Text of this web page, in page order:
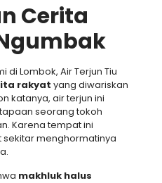
Cerita
Lombok, Air Terjun Tiu
rakyat yang diwariskan
katanya, air terjun ini
seorang tokoh
Karena tempat ini
menghormatinya
makhluk halus